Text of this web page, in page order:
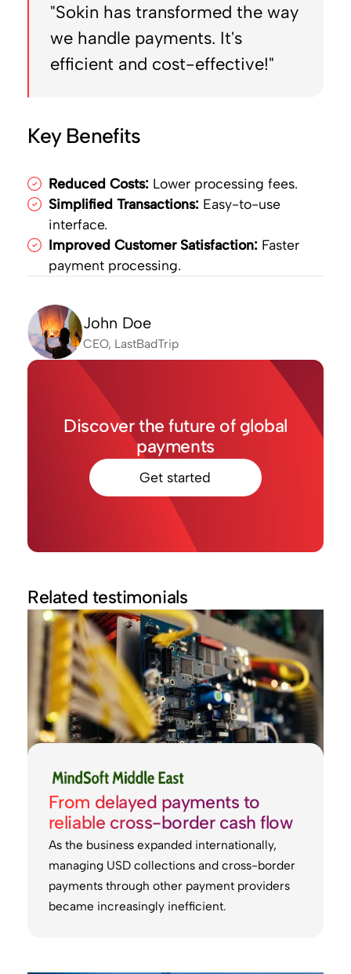
"Sokin has transformed the way
we handle payments. It's
efficient and cost-effective!"
Key Benefits
Reduced Costs: Lower processing fees.
Simplified Transactions: Easy-to-use
interface.
Improved Customer Satisfaction: Faster
payment processing.
John Doe
CEO, LastBadTrip
Discover the future of global
payments
Get started
Related testimonials
From delayed payments to
reliable cross-border cash flow
As the business expanded internationally,
managing USD collections and cross-border
payments through other payment providers
became increasingly inefficient.